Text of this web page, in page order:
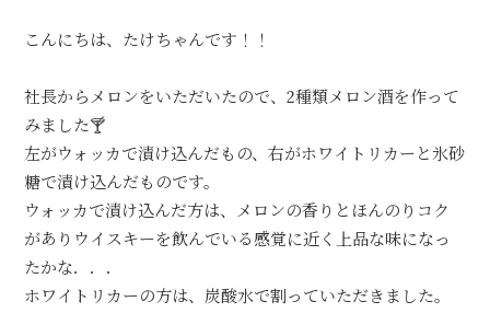
こんにちは、たけちゃんです！！
社長からメロンをいただいたので、2種類メロン酒を作って
みました🍸
左がウォッカで漬け込んだもの、右がホワイトリカーと氷砂
糖で漬け込んだものです。
ウォッカで漬け込んだ方は、メロンの香りとほんのりコク
がありウイスキーを飲んでいる感覚に近く上品な味になっ
たかな．．．
ホワイトリカーの方は、炭酸水で割っていただきました。